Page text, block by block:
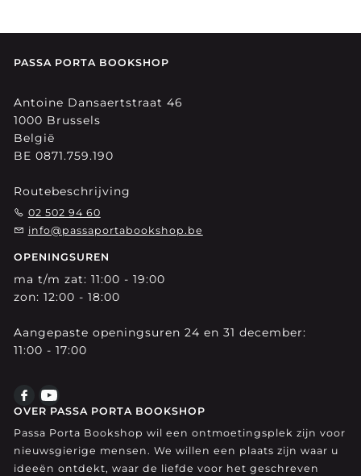
PASSA PORTA BOOKSHOP
Antoine Dansaertstraat 46
1000 Brussels
België
BE 0871.759.190
Routebeschrijving
02 502 94 60
info@passaportabookshop.be
OPENINGSUREN
ma t/m zat: 11:00 - 19:00
zon: 12:00 - 18:00
Aangepaste openingsuren 24 en 31 december:
11:00 - 17:00
OVER PASSA PORTA BOOKSHOP
Passa Porta Bookshop wil een ontmoetingsplek zijn voor
nieuwsgierige mensen. We willen een plaats zijn waar u
ideeën ontdekt, waar de liefde voor het geschreven